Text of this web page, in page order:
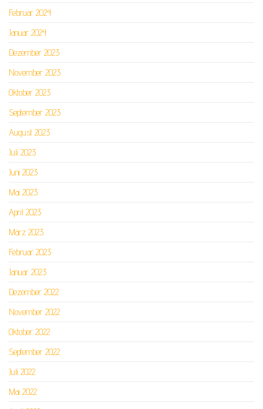
Februar 2024
Januar 2024
Dezember 2023
November 2023
Oktober 2023
September 2023
August 2023
Juli 2023
Juni 2023
Mai 2023
April 2023
März 2023
Februar 2023
Januar 2023
Dezember 2022
November 2022
Oktober 2022
September 2022
Juli 2022
Mai 2022